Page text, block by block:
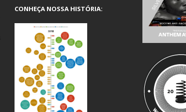
CONHEÇA NOSSA HISTÓRIA: